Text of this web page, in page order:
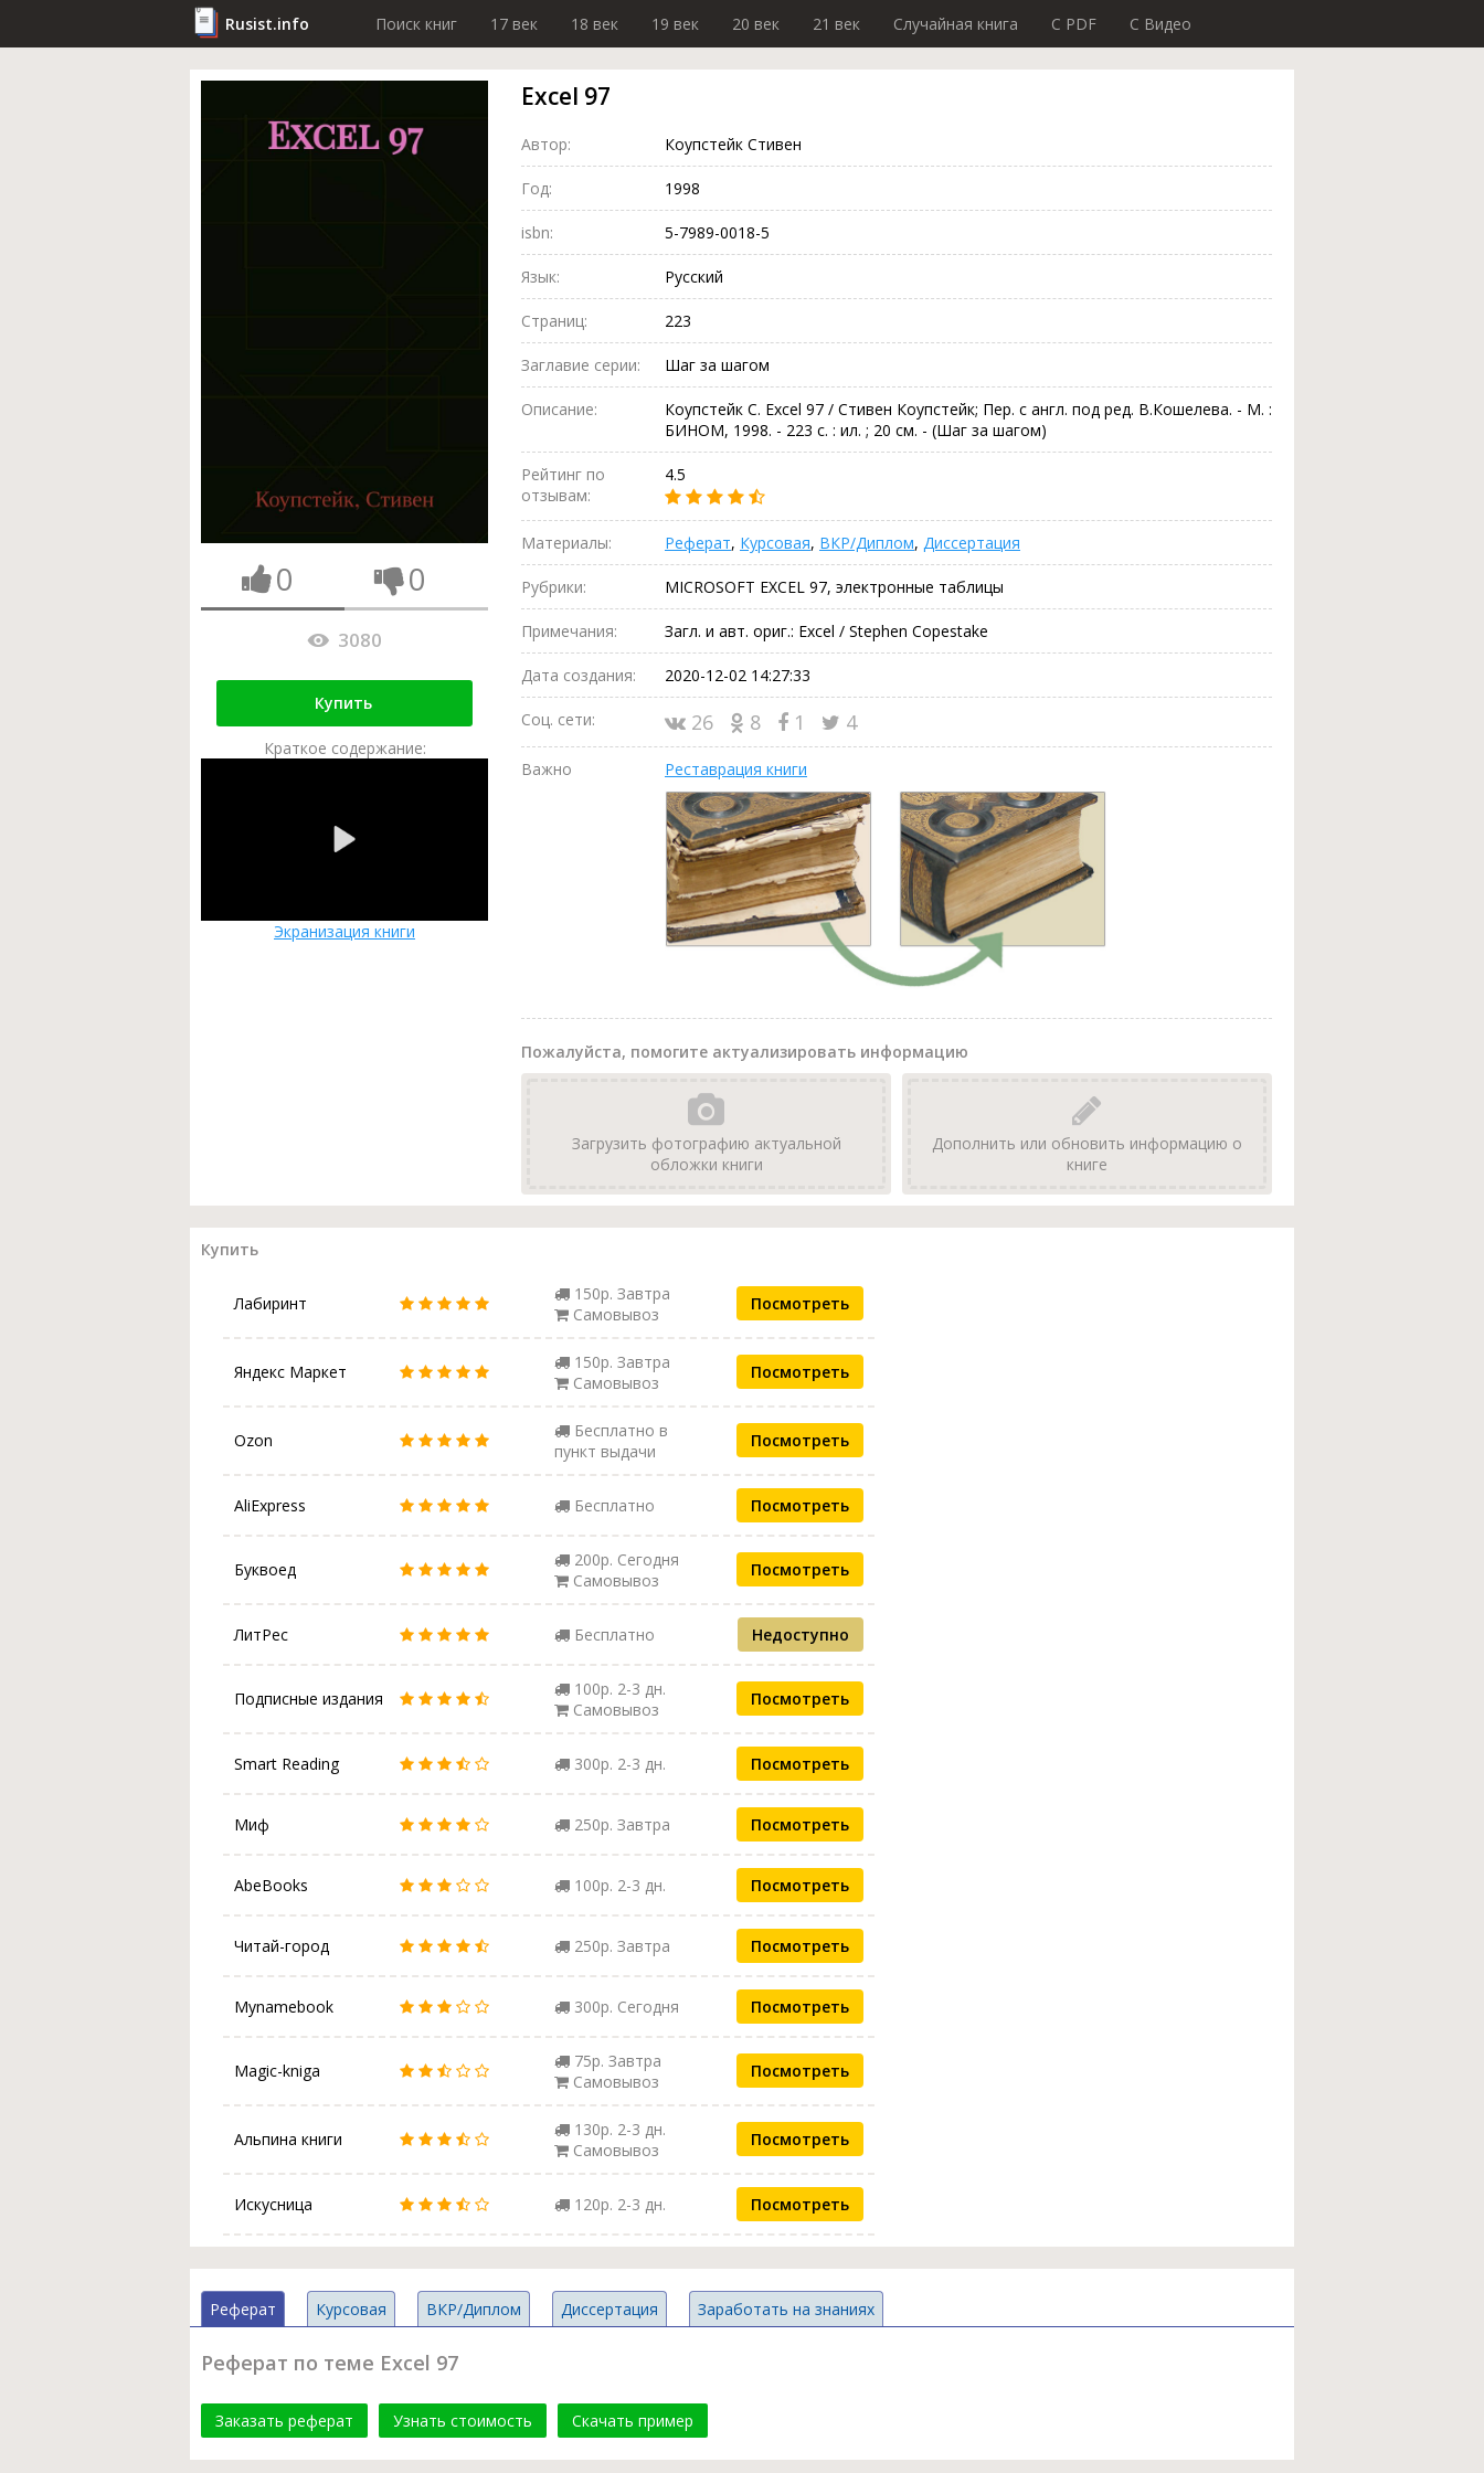
Rusist.info Поиск книг 17 век 18 век 19 век 20 век 21 век Случайная книга C PDF C Видео
0 0
3080
Купить
Краткое содержание:
Экранизация книги
Excel 97
Автор: Коупстейк Стивен
Год: 1998
isbn: 5-7989-0018-5
Язык: Русский
Страниц: 223
Заглавие серии: Шаг за шагом
Описание:
Коупстейк С. Excel 97 / Стивен Коупстейк; Пер. с англ. под ред. В.Кошелева. - М. :
БИНОМ, 1998. - 223 с. : ил. ; 20 см. - (Шаг за шагом)
Рейтинг по
отзывам:
4.5
Материалы: Реферат, Курсовая, ВКР/Диплом, Диссертация
Рубрики: MICROSOFT EXCEL 97, электронные таблицы
Примечания: Загл. и авт. ориг.: Excel / Stephen Copestake
Дата создания: 2020-12-02 14:27:33
Соц. сети: 26 8 1 4
Важно Реставрация книги
Пожалуйста, помогите актуализировать информацию
Загрузить фотографию актуальной
обложки книги
Дополнить или обновить информацию о
книге
Купить
Лабиринт
150р. Завтра
Самовывоз
Посмотреть
Яндекс Маркет
150р. Завтра
Самовывоз
Посмотреть
Ozon
Бесплатно в
пункт выдачи
Посмотреть
AliExpress Бесплатно Посмотреть
Буквоед
200р. Сегодня
Самовывоз
Посмотреть
ЛитРес Бесплатно Недоступно
Подписные издания
100р. 2-3 дн.
Самовывоз
Посмотреть
Smart Reading 300р. 2-3 дн. Посмотреть
Миф 250р. Завтра Посмотреть
AbeBooks 100р. 2-3 дн. Посмотреть
Читай-город 250р. Завтра Посмотреть
Mynamebook 300р. Сегодня Посмотреть
Magic-kniga
75р. Завтра
Самовывоз
Посмотреть
Альпина книги
130р. 2-3 дн.
Самовывоз
Посмотреть
Искусница 120р. 2-3 дн. Посмотреть
Реферат Курсовая ВКР/Диплом Диссертация Заработать на знаниях
Реферат по теме Excel 97
Заказать реферат Узнать стоимость Скачать пример